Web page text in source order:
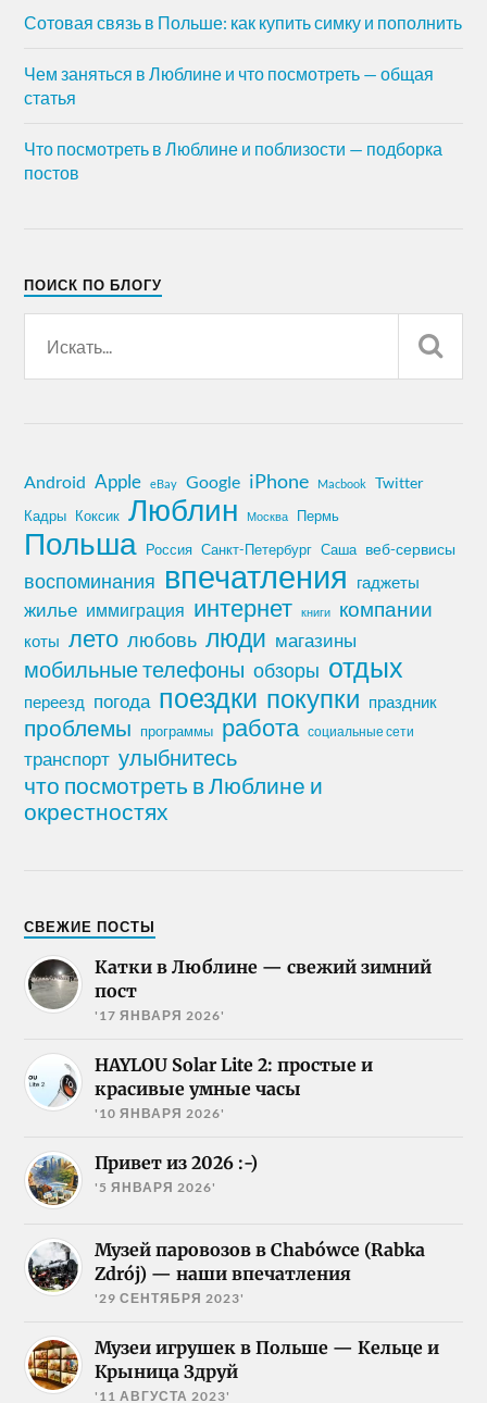
Сотовая связь в Польше: как купить симку и пополнить
Чем заняться в Люблине и что посмотреть — общая
статья
Что посмотреть в Люблине и поблизости — подборка
постов
ПОИСК ПО БЛОГУ
Android Apple eBay Google iPhone Macbook Twitter
Кадры Коксик Люблин Москва Пермь
Польша Россия Санкт-Петербург Саша веб-сервисы
воспоминания впечатления гаджеты
жилье иммиграция интернет книги компании
коты лето любовь люди магазины
мобильные телефоны обзоры отдых
переезд погода поездки покупки праздник
проблемы программы работа социальные сети
транспорт улыбнитесь
что посмотреть в Люблине и
окрестностях
СВЕЖИЕ ПОСТЫ
Катки в Люблине — свежий зимний
пост
'17 ЯНВАРЯ 2026'
HAYLOU Solar Lite 2: простые и
красивые умные часы
'10 ЯНВАРЯ 2026'
Привет из 2026 :-)
'5 ЯНВАРЯ 2026'
Музей паровозов в Chabówce (Rabka
Zdrój) — наши впечатления
'29 СЕНТЯБРЯ 2023'
Музеи игрушек в Польше — Кельце и
Крыница Здруй
'11 АВГУСТА 2023'